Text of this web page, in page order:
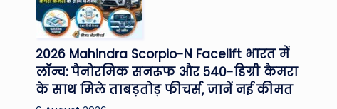
2026 Mahindra Scorpio-N Facelift भारत में
लॉन्च: पैनोरमिक सनरूफ और 540-डिग्री कैमरा
के साथ मिले ताबड़तोड़ फीचर्स, जानें नई कीमत